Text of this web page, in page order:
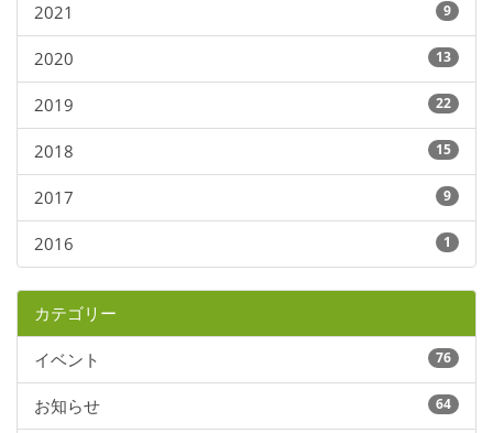
2021 9
2020 13
2019 22
2018 15
2017 9
2016 1
カテゴリー
イベント 76
お知らせ 64